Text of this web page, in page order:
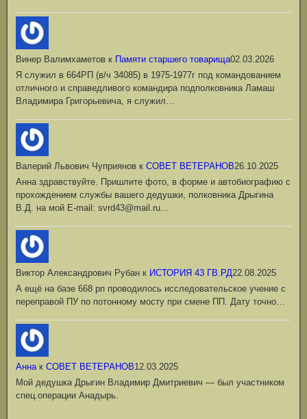
Винер Валимхаметов к Памяти старшего товарища02.03.2026
Я служил в 664РП (в/ч 34085) в 1975-1977г под командованием
отличного и справедливого командира подполковника Ламаш
Владимира Григорьевича, я служил…
Валерий Львович Чуприянов к СОВЕТ ВЕТЕРАНОВ26.10.2025
Анна здравствуйте. Пришлите фото, в форме и автобиографию с
прохождением службы вашего дедушки, полковника Дрыгина
В.Д. на мой Е-mail: svrd43@mail.ru…
Виктор Александрович Рубан к ИСТОРИЯ 43 ГВ.РД22.08.2025
А ещё на базе 668 рп проводилось исследовательское учение с
переправой ПУ по потонному мосту при смене ПП. Дату точно…
Аннак СОВЕТ ВЕТЕРАНОВ12.03.2025
Мой дедушка Дрыгин Владимир Дмитриевич — был участником
спец.операции Анадырь.